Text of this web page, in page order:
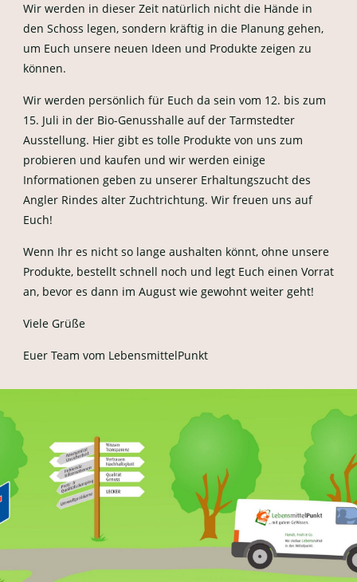
Wir werden in dieser Zeit natürlich nicht die Hände in
den Schoss legen, sondern kräftig in die Planung gehen,
um Euch unsere neuen Ideen und Produkte zeigen zu
können.
Wir werden persönlich für Euch da sein vom 12. bis zum
15. Juli in der Bio-Genusshalle auf der Tarmstedter
Ausstellung. Hier gibt es tolle Produkte von uns zum
probieren und kaufen und wir werden einige
Informationen geben zu unserer Erhaltungszucht des
Angler Rindes alter Zuchtrichtung. Wir freuen uns auf
Euch!
Wenn Ihr es nicht so lange aushalten könnt, ohne unsere
Produkte, bestellt schnell noch und legt Euch einen Vorrat
an, bevor es dann im August wie gewohnt weiter geht!
Viele Grüße
Euer Team vom LebensmittelPunkt